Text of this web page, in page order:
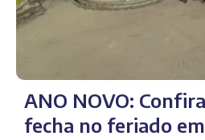
ANO NOVO:
fecha no feriado